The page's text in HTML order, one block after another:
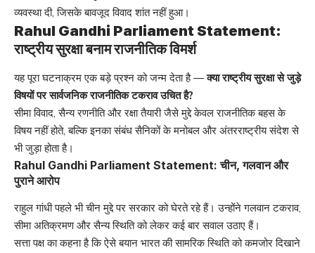
व्यवस्था दी, जिसके बावजूद विवाद शांत नहीं हुआ।
Rahul Gandhi Parliament Statement:
राष्ट्रीय सुरक्षा बनाम राजनीतिक विमर्श
यह पूरा घटनाक्रम एक बड़े प्रश्न को जन्म देता है —क्या राष्ट्रीय सुरक्षा से जुड़े
विषयों पर सार्वजनिक राजनीतिक टकराव उचित है?
सीमा विवाद, सैन्य रणनीति और रक्षा तैयारी जैसे मुद्दे केवल राजनीतिक बहस के
विषय नहीं होते, बल्कि इनका संबंध सैनिकों के मनोबल और अंतरराष्ट्रीय संदेश से
भी जुड़ा होता है।
Rahul Gandhi Parliament Statement: चीन, गलवान और
पुराने आरोप
राहुल गांधी पहले भी चीन मुद्दे पर सरकार को घेरते रहे हैं। उन्होंने गलवान टकराव,
सीमा अतिक्रमण और सैन्य स्थिति को लेकर कई बार सवाल उठाए हैं।
सत्ता पक्ष का कहना है कि ऐसे बयान भारत की सामरिक स्थिति को कमजोर दिखाने